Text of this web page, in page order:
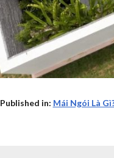
Published in: Mái Ngói Là